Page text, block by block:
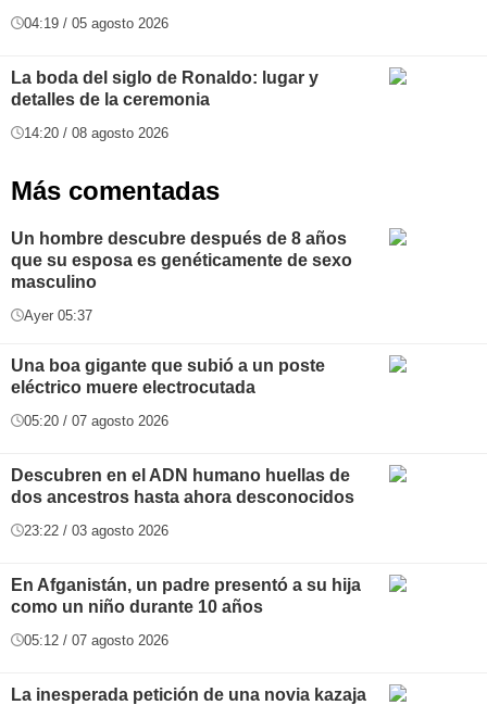
04:19 / 05 agosto 2026
La boda del siglo de Ronaldo: lugar y
detalles de la ceremonia
14:20 / 08 agosto 2026
Más comentadas
Un hombre descubre después de 8 años
que su esposa es genéticamente de sexo
masculino
Ayer 05:37
Una boa gigante que subió a un poste
eléctrico muere electrocutada
05:20 / 07 agosto 2026
Descubren en el ADN humano huellas de
dos ancestros hasta ahora desconocidos
23:22 / 03 agosto 2026
En Afganistán, un padre presentó a su hija
como un niño durante 10 años
05:12 / 07 agosto 2026
La inesperada petición de una novia kazaja